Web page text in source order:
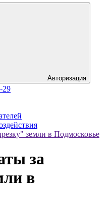
Авторизация
29
земли в Подмосковье
за
в